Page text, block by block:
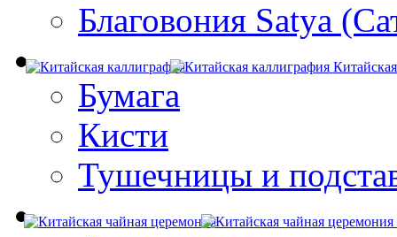
Благовония Satya
Бумага
Кисти
Тушечницы и